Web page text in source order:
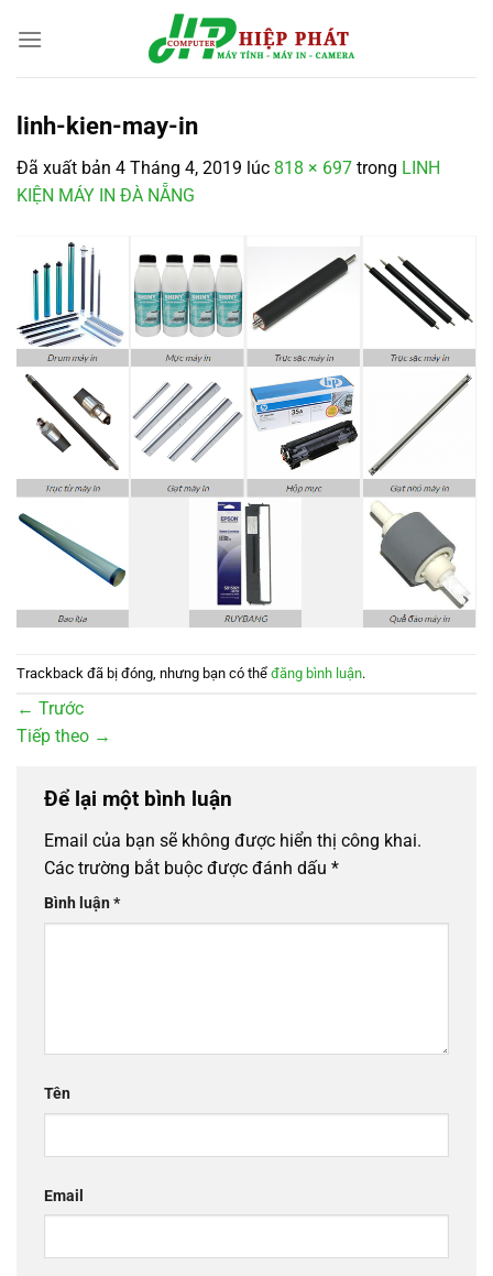
đến
linh-kien-may-in
Đã xuất bản 4 Tháng 4, 2019 lúc 818 × 697 trong LINH
KIỆN MÁY IN ĐÀ NẴNG
Trackback đã bị đóng, nhưng bạn có thể đăng bình luận.
← Trước
Tiếp theo →
Để lại một bình luận
Email của bạn sẽ không được hiển thị công khai.
Các trường bắt buộc được đánh dấu *
Bình luận*
Tên
Email